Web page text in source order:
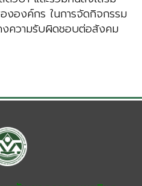
งองค์กร ในการจัดกิจกรรม
งความรับผิดชอบต่อสังคม